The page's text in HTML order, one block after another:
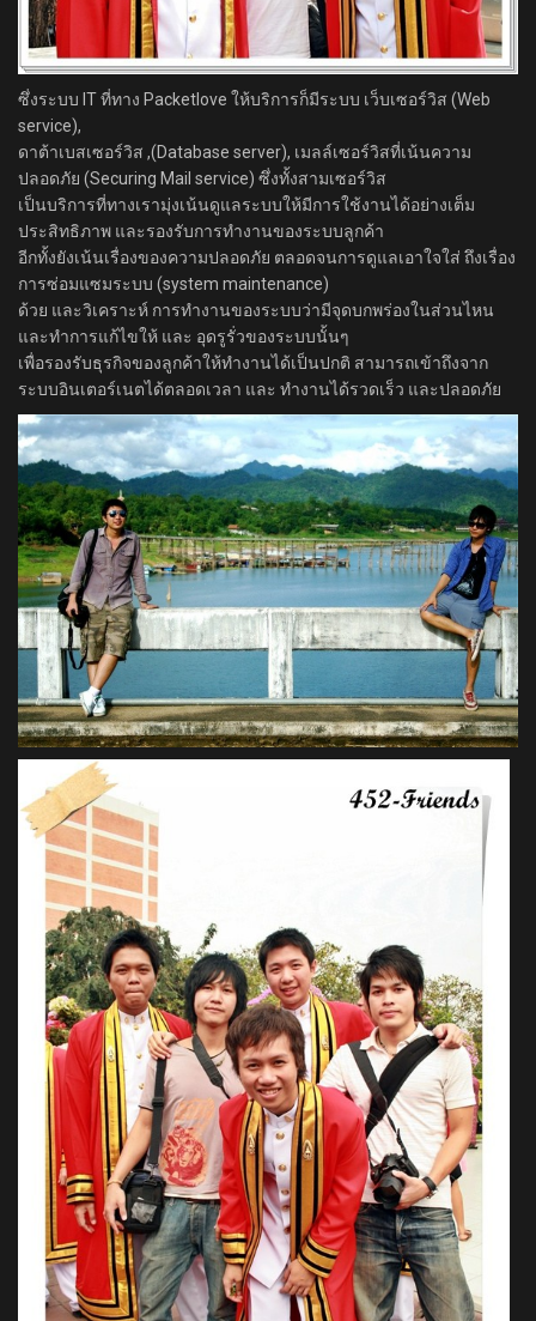
ซึ่งระบบ IT ที่ทาง Packetlove ให้บริการก็มีระบบ เว็บเซอร์วิส (Web
service),
ดาต้าเบสเซอร์วิส ,(Database server), เมลล์เซอร์วิสที่เน้นความ
ปลอดภัย (Securing Mail service) ซึ่งทั้งสามเซอร์วิส
เป็นบริการที่ทางเรามุ่งเน้นดูแลระบบให้มีการใช้งานได้อย่างเต็ม
ประสิทธิภาพ และรองรับการทำงานของระบบลูกค้า
อีกทั้งยังเน้นเรื่องของความปลอดภัย ตลอดจนการดูแลเอาใจใส่ ถึงเรื่อง
การซ่อมแซมระบบ (system maintenance)
ด้วย และวิเคราะห์ การทำงานของระบบว่ามีจุดบกพร่องในส่วนไหน
และทำการแก้ไขให้ และ อุดรูรั่วของระบบนั้นๆ
เพื่อรองรับธุรกิจของลูกค้าให้ทำงานได้เป็นปกติ สามารถเข้าถึงจาก
ระบบอินเตอร์เนตได้ตลอดเวลา และ ทำงานได้รวดเร็ว และปลอดภัย